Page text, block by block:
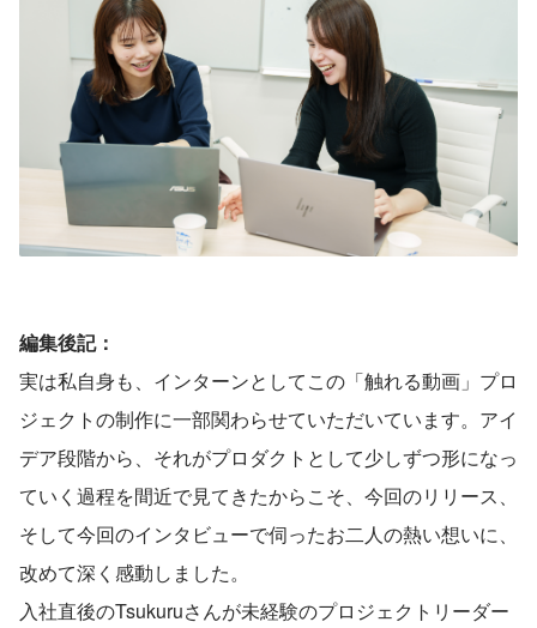
編集後記：
実は私自身も、インターンとしてこの「触れる動画」プロ
ジェクトの制作に一部関わらせていただいています。アイ
デア段階から、それがプロダクトとして少しずつ形になっ
ていく過程を間近で見てきたからこそ、今回のリリース、
そして今回のインタビューで伺ったお二人の熱い想いに、
改めて深く感動しました。
入社直後のTsukuruさんが未経験のプロジェクトリーダー